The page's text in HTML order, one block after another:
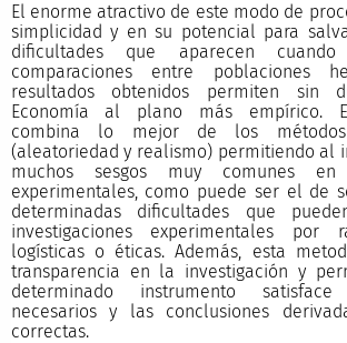
El enorme atractivo de este modo de
simplicidad y en su potencial para
dificultades que aparecen
comparaciones entre poblaciones
resultados obtenidos permiten sin
Economía al plano más empírico.
combina lo mejor de los métodos
(aleatoriedad y realismo) permitiendo al
muchos sesgos muy comunes
experimentales, como puede ser el de
determinadas dificultades que
investigaciones experimentales por
logísticas o éticas. Además, esta
transparencia en la investigación y
determinado instrumento
necesarios y las conclusiones
correctas.